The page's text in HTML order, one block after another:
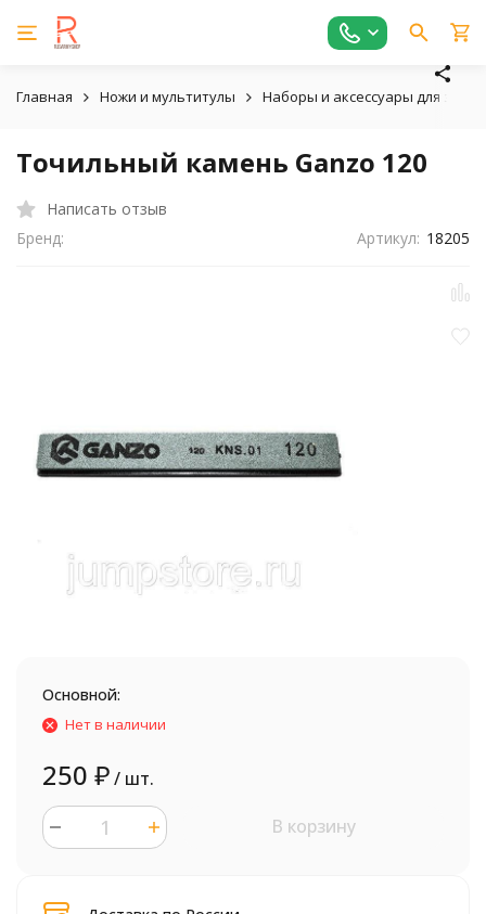
Главная Ножи и мультитулы Наборы и аксессуары для
Точильный камень Ganzo 120
Написать отзыв
Бренд:
Артикул: 18205
Основной:
Нет в наличии
250 ₽/ шт.
В корзину